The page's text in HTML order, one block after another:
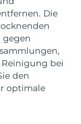
Die
gegen
bei
den
optimale